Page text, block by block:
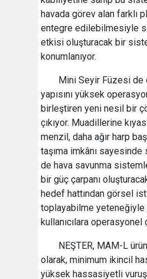
havada görev alan farklı
entegre edilebilmesiyle
etkisi oluşturacak bir
konumlanıyor.
Mini Seyir Füzesi de
yapısını yüksek
birleştiren yeni nesil bir
çıkıyor. Muadillerine
menzil, daha ağır harp
taşıma imkânı
de hava savunma
bir güç çarpanı
hedef hattından görsel
toplayabilme yeteneğiyle
kullanıcılara
NEŞTER, MAM-L
olarak, minimum ikincil
yüksek hassasiyetli